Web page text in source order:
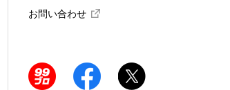
お問い合わせ